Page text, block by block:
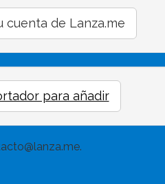
cuenta de Lanza.me
para añadir